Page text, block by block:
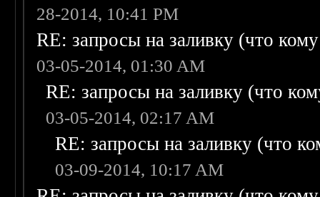
28-2014, 10:41 PM
RE: запросы на заливку (что
03-05-2014, 01:30 AM
RE: запросы на заливку (что
03-05-2014, 02:17 AM
RE: запросы на заливку (что
03-09-2014, 10:17 AM